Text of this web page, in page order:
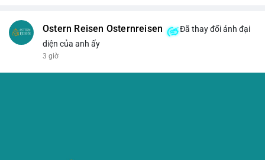
Ostern Reisen Osternreisen
Đã thay đổi ảnh đại
diện của anh ấy
3 giờ